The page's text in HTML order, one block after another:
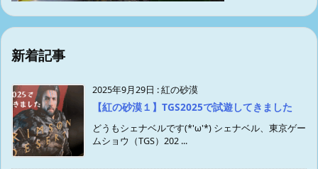
新着記事
2025年9月29日 :紅の砂漠
【紅の砂漠１】TGS2025で試遊してきました
どうもシェナベルです(*'ω'*) シェナベル、東京ゲー
ムショウ（TGS）202 ...